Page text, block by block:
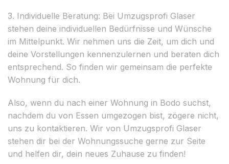
3. Individuelle Beratung: Bei Umzugsprofi Glaser
stehen deine individuellen Bedürfnisse und Wünsche
im Mittelpunkt. Wir nehmen uns die Zeit, um dich und
deine Vorstellungen kennenzulernen und beraten dich
entsprechend. So finden wir gemeinsam die perfekte
Wohnung für dich.
Also, wenn du nach einer Wohnung in Bodo suchst,
nachdem du von Essen umgezogen bist, zögere nicht,
uns zu kontaktieren. Wir von Umzugsprofi Glaser
stehen dir bei der Wohnungssuche gerne zur Seite
und helfen dir, dein neues Zuhause zu finden!